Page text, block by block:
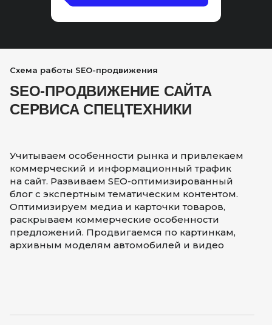
Схема работы SEO-продвижения
SEO-ПРОДВИЖЕНИЕ САЙТА
СЕРВИСА СПЕЦТЕХНИКИ
Учитываем особенности рынка и привлекаем
коммерческий и информационный трафик
на сайт. Развиваем SEO-оптимизированный
блог с экспертным тематическим контентом.
Оптимизируем медиа и карточки товаров,
раскрываем коммерческие особенности
предложений. Продвигаемся по картинкам,
архивным моделям автомобилей и видео